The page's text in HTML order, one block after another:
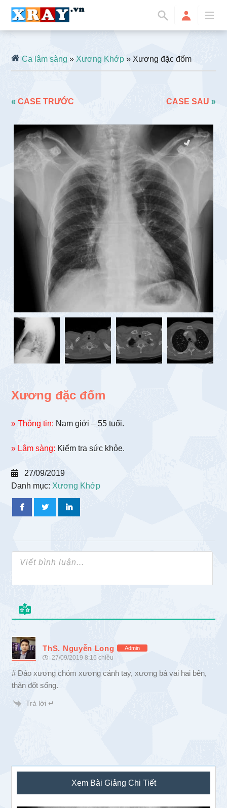
Ca lâm sàng »Xương Khớp » Xương đặc đốm
«CASE TRƯỚC CASE SAU »
Xương đặc đốm
» Thông tin: Nam giới – 55 tuổi.
» Lâm sàng: Kiểm tra sức khỏe.
27/09/2019
Danh mục: Xương Khớp
ThS. Nguyễn Long Admin
27/09/2019 8:16 chiều
# Đảo xương chỏm xương cánh tay, xương bả vai hai bên,
thân đốt sống.
Trả lời ↵
Sidebar
chính
Xem Bài Giảng Chi Tiết